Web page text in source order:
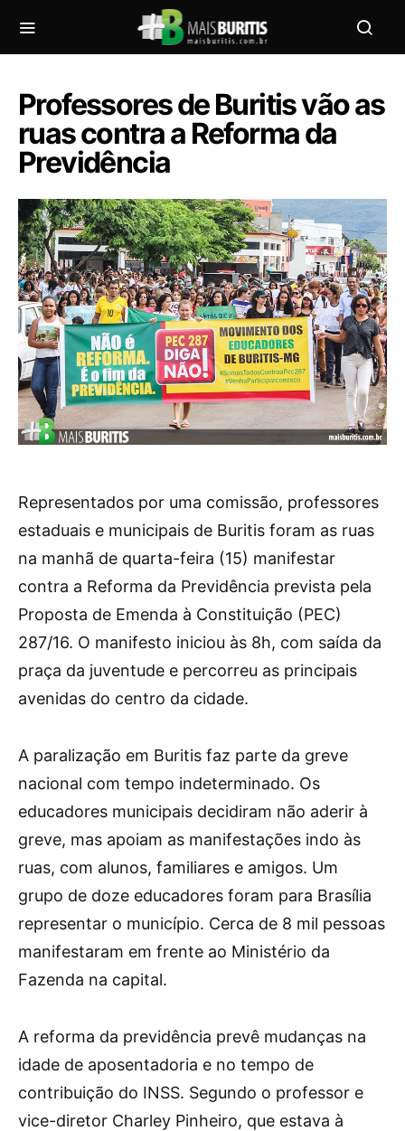
Professores de Buritis vão as
ruas contra a Reforma da
Previdência
Representados por uma comissão, professores
estaduais e municipais de Buritis foram as ruas
na manhã de quarta-feira (15) manifestar
contra a Reforma da Previdência prevista pela
Proposta de Emenda à Constituição (PEC)
287/16. O manifesto iniciou às 8h, com saída da
praça da juventude e percorreu as principais
avenidas do centro da cidade.
A paralização em Buritis faz parte da greve
nacional com tempo indeterminado. Os
educadores municipais decidiram não aderir à
greve, mas apoiam as manifestações indo às
ruas, com alunos, familiares e amigos. Um
grupo de doze educadores foram para Brasília
representar o município. Cerca de 8 mil pessoas
manifestaram em frente ao Ministério da
Fazenda na capital.
A reforma da previdência prevê mudanças na
idade de aposentadoria e no tempo de
contribuição do INSS. Segundo o professor e
vice-diretor Charley Pinheiro, que estava à